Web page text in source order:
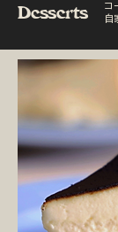
Desserts
コ
自